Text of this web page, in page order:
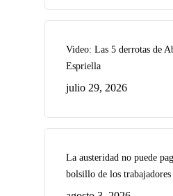
Video: Las 5 derrotas de
Espriella
julio 29, 2026
La austeridad no puede
bolsillo de los trabajadores